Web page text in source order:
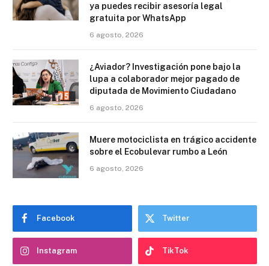
ya puedes recibir asesoría legal
gratuita por WhatsApp
6 agosto, 2026
¿Aviador? Investigación pone bajo la
lupa a colaborador mejor pagado de
diputada de Movimiento Ciudadano
6 agosto, 2026
Muere motociclista en trágico accidente
sobre el Ecobulevar rumbo a León
6 agosto, 2026
Facebook Twitter
Instagram TikTok